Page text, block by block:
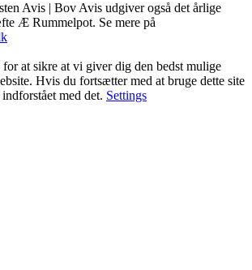
Avis | Bov Avis udgiver også det årlige
Æ Rummelpot. Se mere på
at sikre at vi giver dig den bedst mulige
Hvis du fortsætter med at bruge dette site
med det. Settings